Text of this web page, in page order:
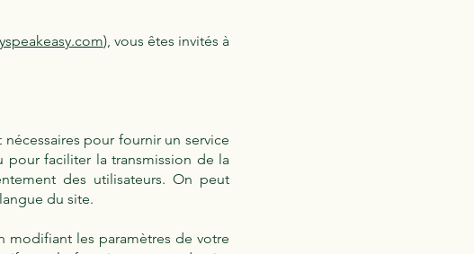
), vous êtes invités à
pour fournir un service
faciliter la transmission de la
des utilisateurs. On peut
du site.
modifiant les paramètres de votre